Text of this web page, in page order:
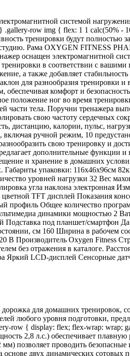
системой
row img { flex: 1 1 calc(50% -
тренировки будут
Рама OXYGEN FITNESS
оснащен электромагнитной
в соответствии с
а также добавляет
для разнообразия
комфорт и
положение ног во время
тела. Поручни тренажера
свою частоту сердечных
дистанцию, калории, пульс,
ручной режим, 10
свою тренировку и
дополнительные функции
и хранение в домашних
Габариты упаковки:
уровней нагрузки 32 Вес
угла наклона электронная
TFT дисплей Показания
профиль Общее количество
динамики мощностью 2
под планшет/смартфон
см 160 Ширина в рабочем
В Производитель Oxygen Fitness
без отражения в каталоге.
Яркий LCD-дисплей Сенсорные
для домашних
любого уровня подготовки,
row { display: flex; flex-wrap:
2,8 л.с.) обеспечивает плавную
позволяет проводить
основе двух динамических